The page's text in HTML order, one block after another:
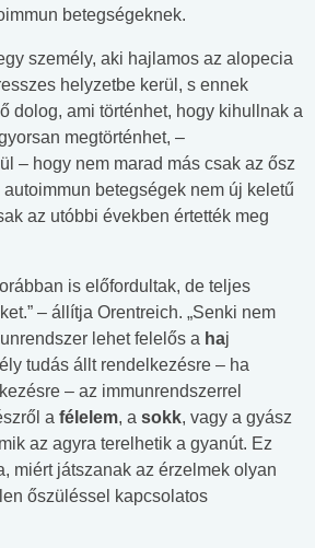
betegségeknek.
személy, aki hajlamos az alopecia
helyzetbe kerül, s ennek
dolog, ami történhet, hogy kihullnak a
megtörténhet, –
– hogy nem marad más csak az ősz
autoimmun betegségek nem új keletű
az utóbbi években értették meg
is előfordultak, de teljes
– állítja Orentreich. „Senki nem
lehet felelős a haj
tudás állt rendelkezésre – ha
– az immunrendszerrel
a félelem, a sokk, vagy a gyász
az agyra terelhetik a gyanút. Ez
miért játszanak az érzelmek olyan
őszüléssel kapcsolatos